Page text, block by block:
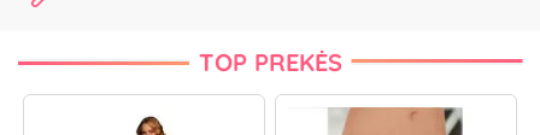
TOP PREKĖS